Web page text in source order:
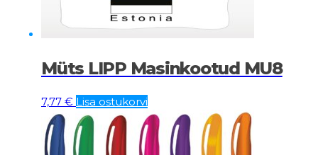
Müts LIPP Masinkootud MU8
7,77 € Lisa ostukorvi